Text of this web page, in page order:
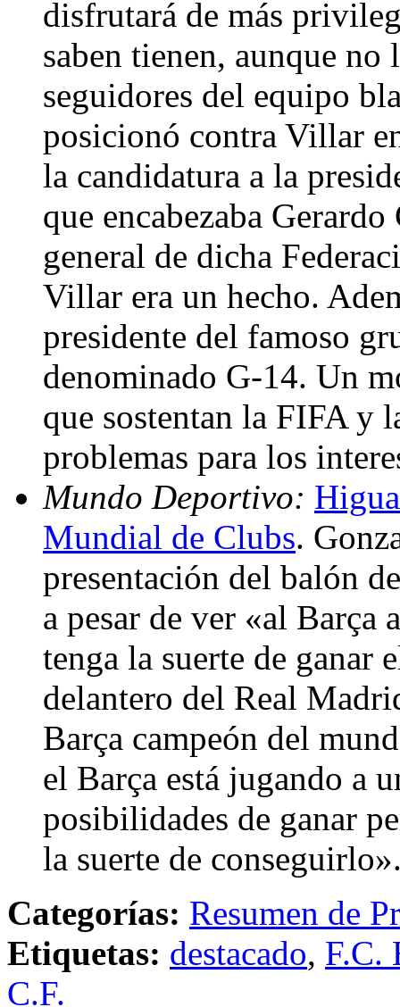
disfrutará de más
saben tienen, aunque
seguidores del equipo
posicionó contra Villar
la candidatura a la
que encabezaba
general de dicha
Villar era un hecho.
presidente del famoso
denominado G-14. Un
que sostentan la FIFA y
problemas para los
Mundo Deportivo:
Mundial de Clubs.
presentación del balón
a pesar de ver «al Barça
tenga la suerte de
delantero del Real
Barça campeón del
el Barça está jugando a
posibilidades de ganar
la suerte de
Categorías: Resumen de
Etiquetas: destacado, F.C.
C.F.